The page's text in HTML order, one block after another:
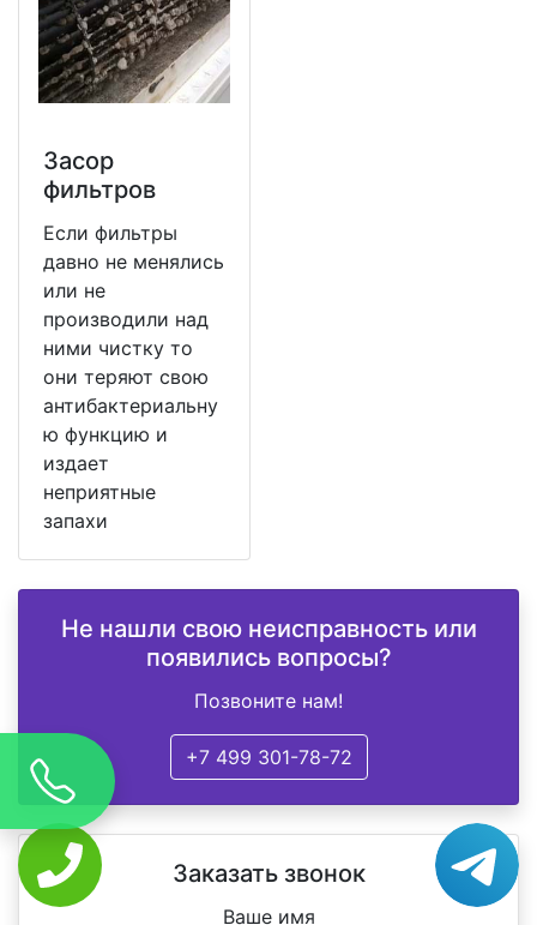
Засор
фильтров
Если фильтры
давно не менялись
или не
производили над
ними чистку то
они теряют свою
антибактериальну
ю функцию и
издает
неприятные
запахи
Не нашли свою неисправность или
появились вопросы?
Позвоните нам!
+7 499 301-78-72
Заказать звонок
Ваше имя